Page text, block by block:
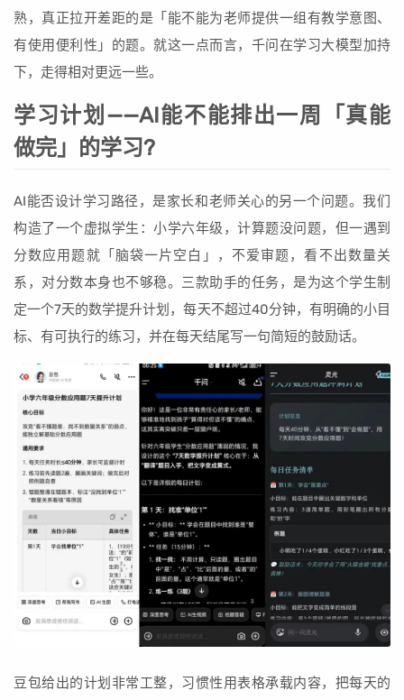
熟，真正拉开差距的是「能不能为老师提供一组有教学意图、
有使用便利性」的题。就这一点而言，千问在学习大模型加持
下，走得相对更远一些。
学习计划——AI能不能排出一周「真能
做完」的学习?
AI能否设计学习路径，是家长和老师关心的另一个问题。我们
构造了一个虚拟学生：小学六年级，计算题没问题，但一遇到
分数应用题就「脑袋一片空白」，不爱审题，看不出数量关
系，对分数本身也不够稳。三款助手的任务，是为这个学生制
定一个7天的数学提升计划，每天不超过40分钟，有明确的小目
标、有可执行的练习，并在每天结尾写一句简短的鼓励话。
豆包给出的计划非常工整，习惯性用表格承载内容，把每天的